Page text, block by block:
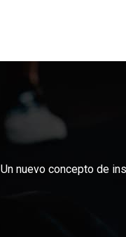
Un nuevo concepto de